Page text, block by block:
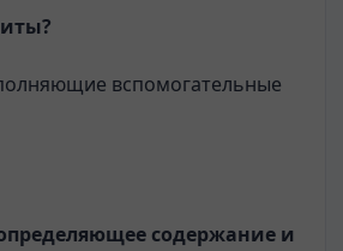
вспомогательные
содержание и